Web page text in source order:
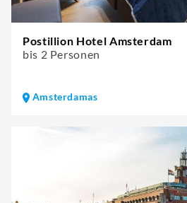
Postillion Hotel Amsterdam
bis 2 Personen
Amsterdamas